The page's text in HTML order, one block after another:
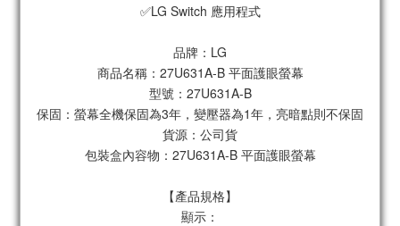
✅LG Switch 應用程式
品牌：LG
商品名稱：27U631A-B 平面護眼螢幕
型號：27U631A-B
保固：螢幕全機保固為3年，變壓器為1年，亮暗點則不保固
貨源：公司貨
包裝盒內容物：27U631A-B 平面護眼螢幕
【產品規格】
顯示：